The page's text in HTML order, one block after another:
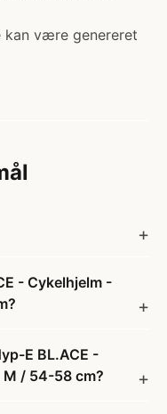
kan være genereret
- Cykelhjelm -
E BL.ACE -
M / 54-58 cm?